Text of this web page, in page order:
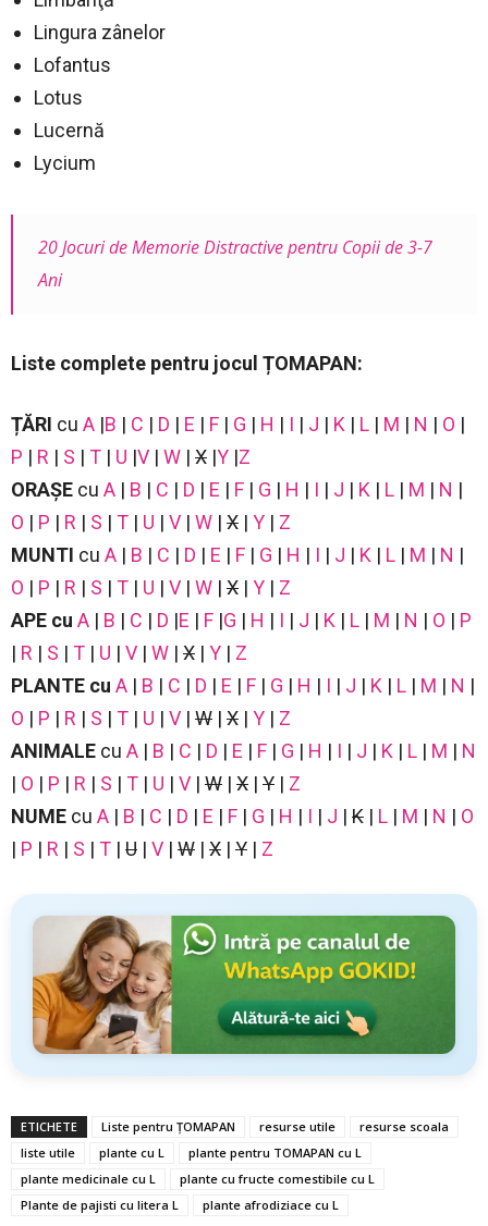
Lingura zânelor
Lofantus
Lotus
Lucernă
Lycium
20 Jocuri de Memorie Distractive pentru Copii de 3-7
Ani
Liste complete pentru jocul ȚOMAPAN:
ȚĂRI cu A |B | C | D | E | F | G | H | I | J | K | L | M | N | O |
P | R | S | T | U |V | W | X |Y |Z
ORAȘE cu A | B | C | D | E | F | G | H | I | J | K | L | M | N |
O | P | R | S | T | U | V | W | X | Y | Z
MUNTI cu A | B | C | D | E | F | G | H | I | J | K | L | M | N |
O | P | R | S | T | U | V | W | X | Y | Z
APE cu A | B | C | D |E | F |G | H | I | J | K | L | M | N | O | P
| R | S | T | U | V | W | X | Y | Z
PLANTE cu A | B | C | D | E | F | G | H | I | J | K | L | M | N |
O | P | R | S | T | U | V | W | X | Y | Z
ANIMALE cu A | B | C | D | E | F | G | H | I | J | K | L | M | N
| O | P | R | S | T | U | V | W | X | Y | Z
NUME cu A | B | C | D | E | F | G | H | I | J | K | L | M | N | O
| P | R | S | T | U | V | W | X | Y | Z
ETICHETE Liste pentru ȚOMAPAN resurse utile
resurse scoala
liste utile
plante cu L
plante pentru TOMAPAN cu L
plante medicinale cu L
plante cu fructe comestibile cu L
Plante de pajisti cu litera L
plante afrodiziace cu L